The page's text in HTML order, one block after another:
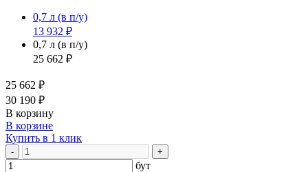
0,7 л (в п/у)
13 932 ₽
0,7 л (в п/у)
25 662 ₽
25 662 ₽
30 190 ₽
В корзину
В корзине
Купить в 1 клик
- +
бут